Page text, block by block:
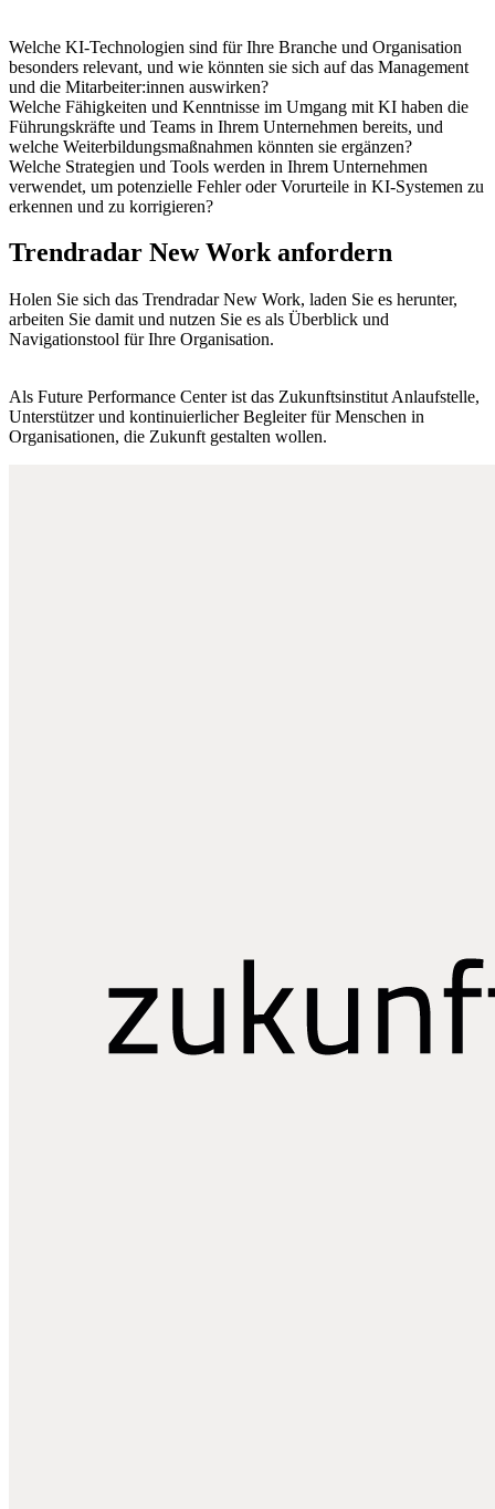
Welche KI-Technologien sind für Ihre Branche und Organisation
besonders relevant, und wie könnten sie sich auf das Management
und die Mitarbeiter:innen auswirken?
Welche Fähigkeiten und Kenntnisse im Umgang mit KI haben die
Führungskräfte und Teams in Ihrem Unternehmen bereits, und
welche Weiterbildungsmaßnahmen könnten sie ergänzen?
Welche Strategien und Tools werden in Ihrem Unternehmen
verwendet, um potenzielle Fehler oder Vorurteile in KI-Systemen zu
erkennen und zu korrigieren?
Trendradar New Work anfordern
Holen Sie sich das Trendradar New Work, laden Sie es herunter,
arbeiten Sie damit und nutzen Sie es als Überblick und
Navigationstool für Ihre Organisation.
Als Future Performance Center ist das Zukunftsinstitut Anlaufstelle,
Unterstützer und kontinuierlicher Begleiter für Menschen in
Organisationen, die Zukunft gestalten wollen.